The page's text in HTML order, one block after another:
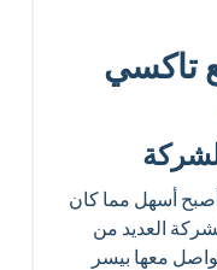
تاكسي
أسهل مما كان
العديد من
معها بيسر